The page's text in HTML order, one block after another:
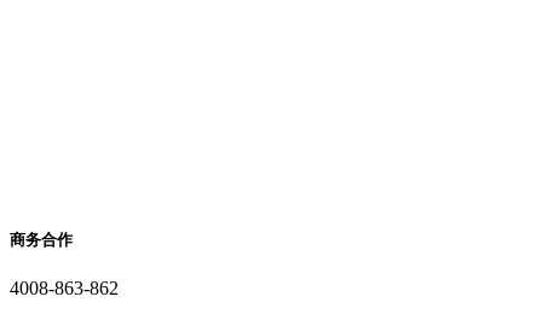
商务合作
4008-863-862